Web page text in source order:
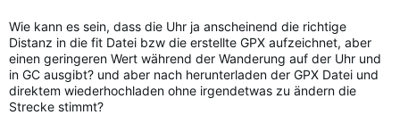
Wie kann es sein, dass die Uhr ja anscheinend die richtige
Distanz in die fit Datei bzw die erstellte GPX aufzeichnet, aber
einen geringeren Wert während der Wanderung auf der Uhr und
in GC ausgibt? und aber nach herunterladen der GPX Datei und
direktem wiederhochladen ohne irgendetwas zu ändern die
Strecke stimmt?